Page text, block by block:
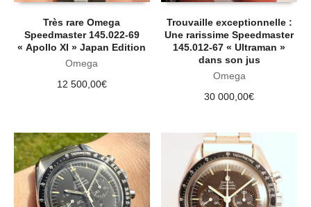
Très rare Omega
Speedmaster 145.022-69
« Apollo XI » Japan Edition
Omega
12 500,00€
Trouvaille exceptionnelle :
Une rarissime Speedmaster
145.012-67 « Ultraman »
dans son jus
Omega
30 000,00€